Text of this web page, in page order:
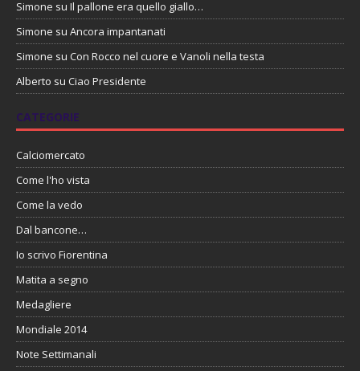
Simone su Il pallone era quello giallo…
Simone su Ancora impantanati
Simone su Con Rocco nel cuore e Vanoli nella testa
Alberto su Ciao Presidente
CATEGORIE
Calciomercato
Come l'ho vista
Come la vedo
Dal bancone…
Io scrivo Fiorentina
Matita a segno
Medagliere
Mondiale 2014
Note Settimanali